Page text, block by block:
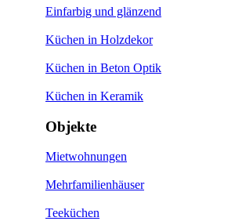
Einfarbig und glänzend
Küchen in Holzdekor
Küchen in Beton Optik
Küchen in Keramik
Objekte
Mietwohnungen
Mehrfamilienhäuser
Teeküchen